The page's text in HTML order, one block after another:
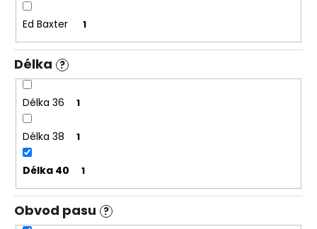
Ed Baxter 1
Délka ?
Délka 36 1
Délka 38 1
Délka 40 1
Obvod pasu ?
e
PÁNSKÁ
ČERNÁ
MIKINA
KAPUCÍ
TALLREPUBLIC
LONGBRO,
PRODLOUŽENÁ
1
799
Kč